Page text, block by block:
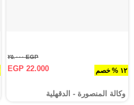
١٢ % خصم
EGP ٢٥.٠٠٠
EGP 22.000
وكالة المنصورة - الدقهلية‎